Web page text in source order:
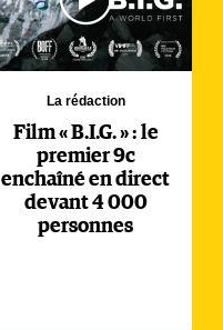
La rédaction
Film « B.I.G. » : le
premier 9c
enchaîné en direct
devant 4 000
personnes